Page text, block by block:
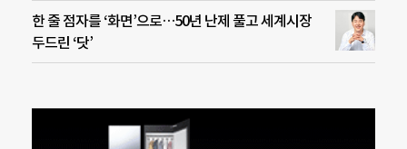
한 줄 점자를 ‘화면’으로…50년 난제 풀고 세계시장
두드린 ‘닷’